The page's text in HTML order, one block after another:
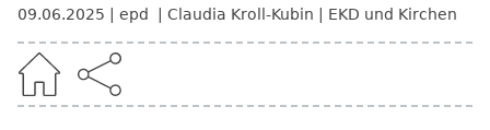
09.06.2025 epd Claudia Kroll-Kubin EKD und Kirchen